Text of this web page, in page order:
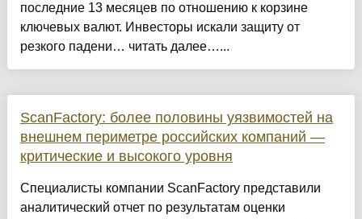
последние 13 месяцев по отношению к корзине
ключевых валют. Инвесторы искали защиту от
резкого падени… читать далее…...
ScanFactory: более половины уязвимостей на
внешнем периметре российских компаний —
критические и высокого уровня
Специалисты компании ScanFactory представили
аналитический отчет по результатам оценки